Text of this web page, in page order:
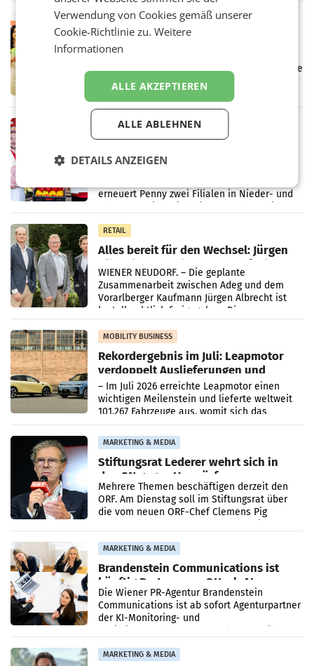
RETAIL
Eine Bühne für Zirkularität: ARA und
Müller informieren am POS über
Über den gesamten August hinweg rücken die
Altstoff Recycling Austria AG (ARA) und der
Handelskonzern Müller die Initiative
„Kreislauf-Helden“ in allen österreichischen
Müller-Filialen
RETAIL
Penny modernisiert zwei Filialen in
Ober- und Niederösterreich
erneuert Penny zwei Filialen in Nieder- und
RETAIL
Alles bereit für den Wechsel: Jürgen
Albrecht setzt ab 1.1.2027 auf Adeg
WIENER NEUDORF. – Die geplante
Zusammenarbeit zwischen Adeg und dem
Vorarlberger Kaufmann Jürgen Albrecht ist
kartellrechtlich freigegeben: Die
Bundeswettbewerbsbehörde und der
Bundeskartellanwalt
MOBILITY BUSINESS
Rekordergebnis im Juli: Leapmotor
verdoppelt Auslieferungen und
überschreitet die 100.000er-Marke
– Im Juli 2026 erreichte Leapmotor einen
wichtigen Meilenstein und lieferte weltweit
101.267 Fahrzeuge aus, womit sich das
Ergebnis gegenüber Juli 2025 mehr als
verdoppelte (+102
MARKETING & MEDIA
Stiftungsrat Lederer wehrt sich in
den SN gegen Vorwürfe
Mehrere Themen beschäftigen derzeit den
ORF. Am Dienstag soll im Stiftungsrat über
die vom neuen ORF-Chef Clemens Pig
MARKETING & MEDIA
Brandenstein Communications ist
künftig Partner von OtterlyAI
Die Wiener PR-Agentur Brandenstein
Communications ist ab sofort Agenturpartner
der KI-Monitoring- und
MARKETING & MEDIA
Verwendung von Cookies gemäß unserer
Cookie-Richtlinie zu.Weitere
Informationen
ALLE AKZEPTIEREN
ALLE ABLEHNEN
DETAILS ANZEIGEN